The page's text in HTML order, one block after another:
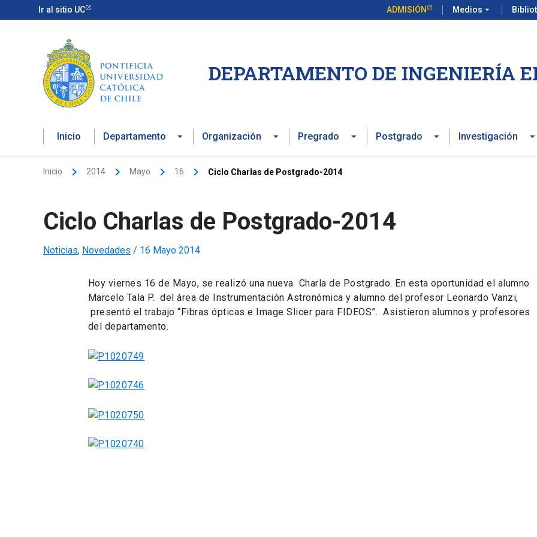
al
Ir al sitio UC ADMISIÓN Medios arrow_drop_down
DEPARTAMENTO DE INGENIERÍA
Inicio Departamento Organización Pregrado Postgrado Investigación
Inicio 2014 Mayo 16 Ciclo Charlas de Postgrado-2014
Ciclo Charlas de Postgrado-2014
Noticias, Novedades / 16 Mayo 2014
Hoy viernes 16 de Mayo, se realizó una nueva Charla de Postgrado. En esta oportunidad el alumno
Marcelo Tala P. del área de Instrumentación Astronómica y alumno del profesor Leonardo Vanzi,
presentó el trabajo “Fibras ópticas e Image Slicer para FIDEOS”. Asistieron alumnos y profesores
del departamento.